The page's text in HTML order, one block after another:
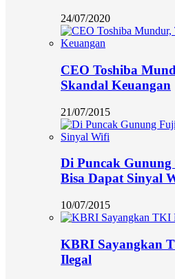
24/07/2020
CEO Toshiba
Skandal Keuangan
21/07/2015
Di Puncak
Bisa Dapat Sinyal
10/07/2015
KBRI Sayangkan
Ilegal